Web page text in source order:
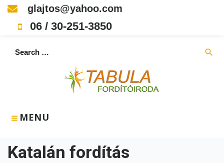
Skip
content
glajtos@yahoo.com
06 / 30-251-3850
MENU
Search
search
Katalán fordítás